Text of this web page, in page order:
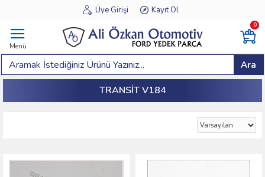
Üye Girişi Kayıt Ol
Menü
0
Ara
TRANSIT V184